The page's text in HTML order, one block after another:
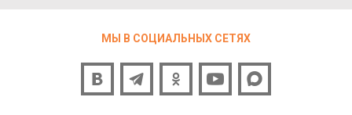
МЫ В СОЦИАЛЬНЫХ СЕТЯХ